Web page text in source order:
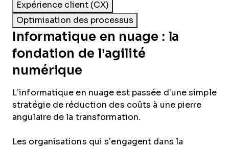
Expérience client (CX)
Optimisation des processus
Informatique en nuage : la
fondation de l’agilité
numérique
L’informatique en nuage est passée d’une simple
stratégie de réduction des coûts à une pierre
angulaire de la transformation.
Les organisations qui s’engagent dans la